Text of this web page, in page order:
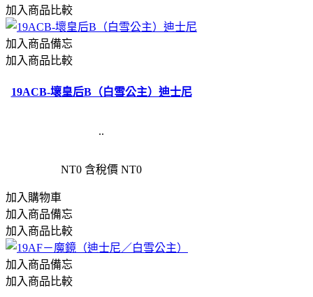
加入商品比較
加入商品備忘
加入商品比較
19ACB-壞皇后B（白雪公主）迪士尼
..
NT0 含稅價 NT0
加入購物車
加入商品備忘
加入商品比較
加入商品備忘
加入商品比較